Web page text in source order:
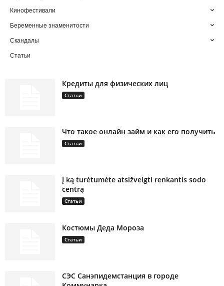
Кинофестивали
Беременные знаменитости
Скандалы
Статьи
Кредиты для физических лиц
Статьи
Что такое онлайн займ и как его получить
Статьи
Į ką turėtumėte atsižvelgti renkantis sodo
centrą
Статьи
Костюмы Деда Мороза
Статьи
СЭС Санэпидемстанция в городе